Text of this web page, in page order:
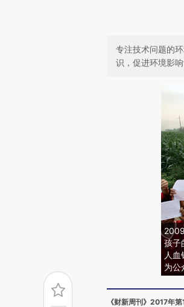
专注技术问题的
识，促进环境影
孩子
人
为公
《财新周刊》2017年第